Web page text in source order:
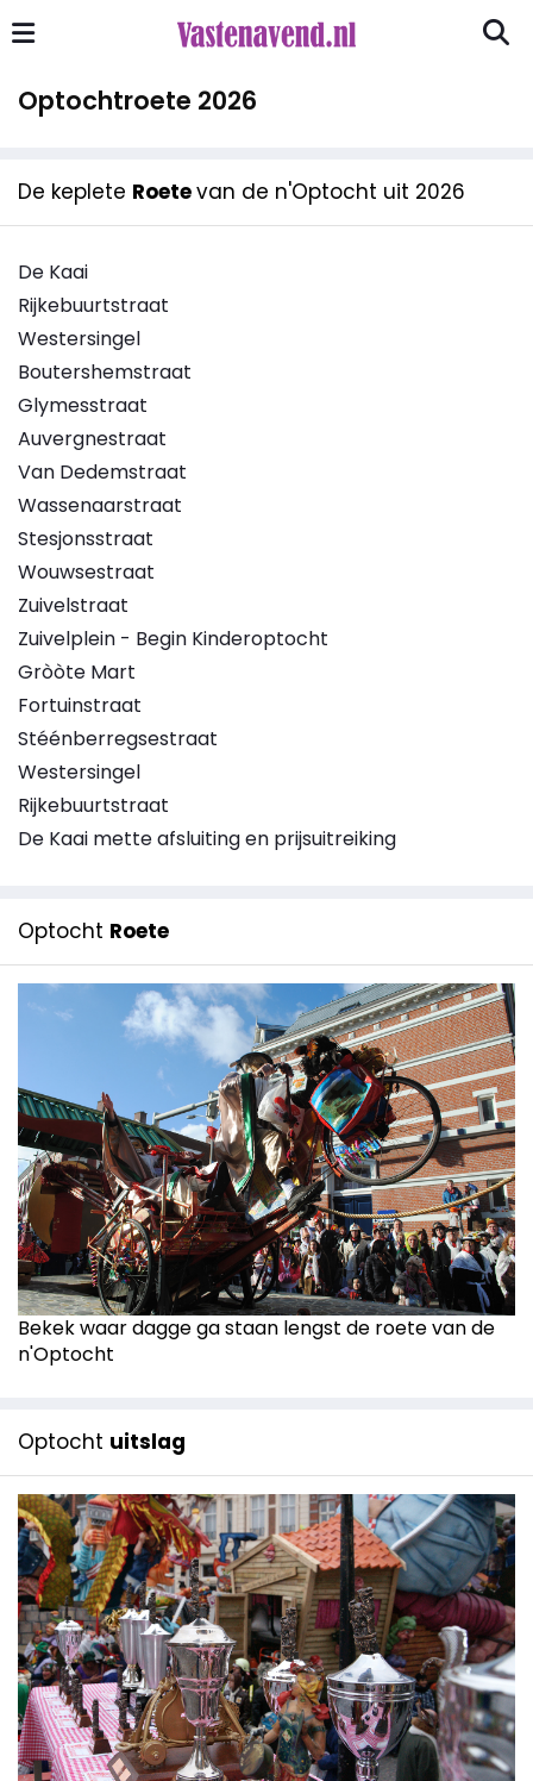
Optochtroete 2026
De keplete Roetevan de n'Optocht uit 2026
De Kaai
Rijkebuurtstraat
Westersingel
Boutershemstraat
Glymesstraat
Auvergnestraat
Van Dedemstraat
Wassenaarstraat
Stesjonsstraat
Wouwsestraat
Zuivelstraat
Zuivelplein - Begin Kinderoptocht
Gròòte Mart
Fortuinstraat
Stéénberregsestraat
Westersingel
Rijkebuurtstraat
De Kaai mette afsluiting en prijsuitreiking
Optocht Roete
Bekek waar dagge ga staan lengst de roete van de
n'Optocht
Optocht uitslag